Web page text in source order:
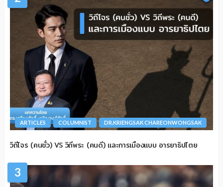
ARTICLES COLUMNIST DR.KRIENGSAK CHAREONWONGSAK
วิถีโจร (คนชั่ว) VS วิถีพระ (คนดี) และการเมืองแบบ อารยาธิปไตย
3